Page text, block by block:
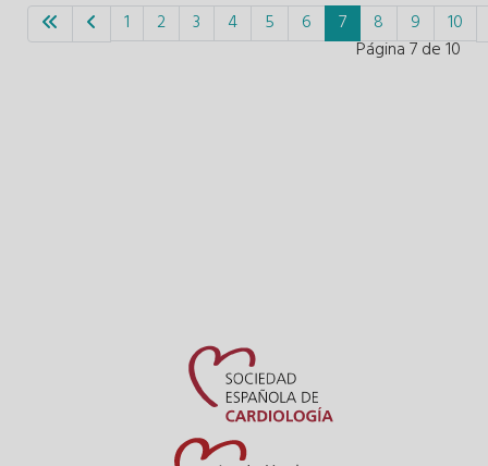
Página 7 de 10
1 2 3 4 5 6 7 8 9 10